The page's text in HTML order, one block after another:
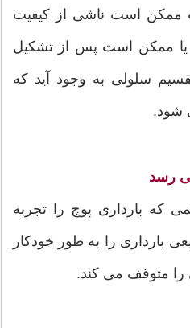
ممکن است ناشی از کیفیت
یا ممکن است پس از تشکیل
سلولی به وجود آید که
شود.
رسد
که بارداری پوچ را تجربه
بارداری را به طور خودکار
متوقف می کند.